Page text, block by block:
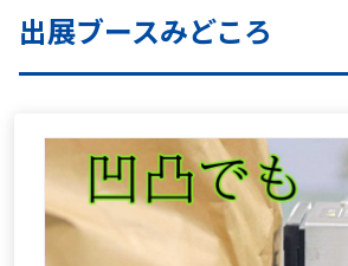
出展ブースみどころ